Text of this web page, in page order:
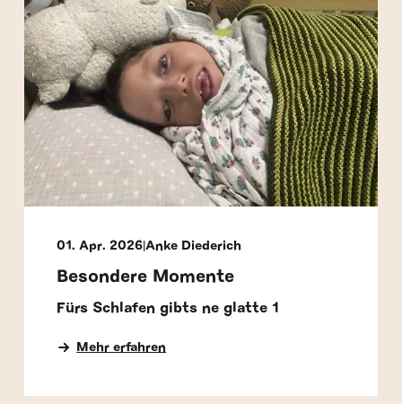
01. Apr. 2026 Anke Diederich
Besondere Momente
Fürs Schlafen gibts ne glatte 1
Mehr erfahren